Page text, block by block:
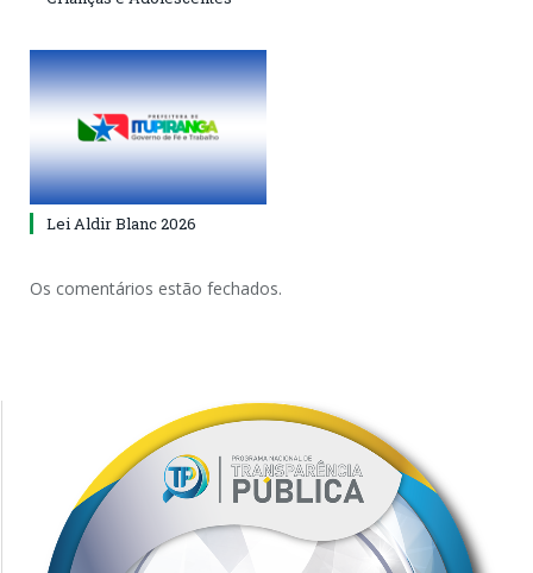
Lei Aldir Blanc 2026
Os comentários estão fechados.